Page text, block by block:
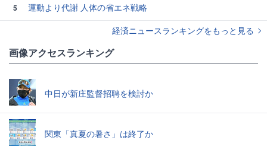
5
運動より代謝 人体の省エネ戦略
経済ニュースランキングをもっと見る
画像アクセスランキング
中日が新庄監督招聘を検討か
関東「真夏の暑さ」は終了か